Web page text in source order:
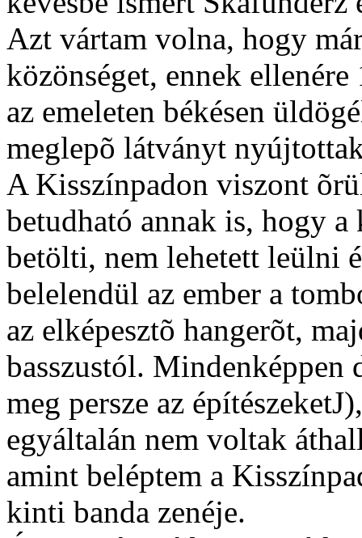
Azt vártam volna, hogy
közönséget, ennek
az emeleten békésen
meglepõ látványt
A Kisszínpadon viszont
betudható annak is, hogy
betölti, nem lehetett leülni
belelendül az ember a
az elképesztõ hangerõt,
basszustól. Mindenképpen
meg persze az
egyáltalán nem voltak
amint beléptem a
kinti banda zenéje.